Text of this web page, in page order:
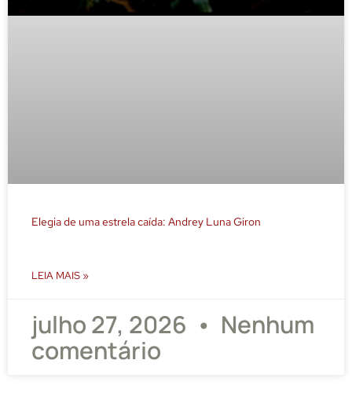
Elegia de uma estrela caída: Andrey Luna Giron
LEIA MAIS »
julho 27, 2026
Nenhum
comentário